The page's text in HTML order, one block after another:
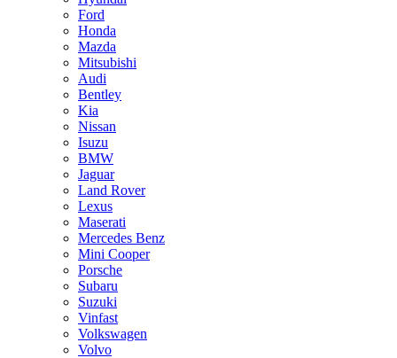
Ford
Honda
Mazda
Mitsubishi
Audi
Bentley
Kia
Nissan
Isuzu
BMW
Jaguar
Land Rover
Lexus
Maserati
Mercedes Benz
Mini Cooper
Porsche
Subaru
Suzuki
Vinfast
Volkswagen
Volvo